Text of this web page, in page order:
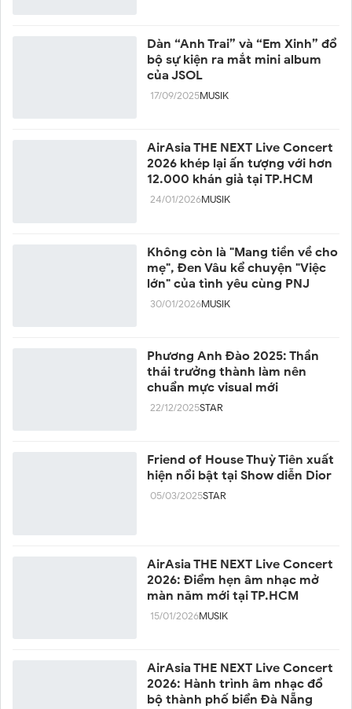
Dàn “Anh Trai” và “Em Xinh” đổ
bộ sự kiện ra mắt mini album
của JSOL
17/09/2025MUSIK
AirAsia THE NEXT Live Concert
2026 khép lại ấn tượng với hơn
12.000 khán giả tại TP.HCM
24/01/2026MUSIK
Không còn là "Mang tiền về cho
mẹ", Đen Vâu kể chuyện "Việc
lớn" của tình yêu cùng PNJ
30/01/2026MUSIK
Phương Anh Đào 2025: Thần
thái trưởng thành làm nên
chuẩn mực visual mới
22/12/2025STAR
Friend of House Thuỳ Tiên xuất
hiện nổi bật tại Show diễn Dior
05/03/2025STAR
AirAsia THE NEXT Live Concert
2026: Điểm hẹn âm nhạc mở
màn năm mới tại TP.HCM
15/01/2026MUSIK
AirAsia THE NEXT Live Concert
2026: Hành trình âm nhạc đổ
bộ thành phố biển Đà Nẵng